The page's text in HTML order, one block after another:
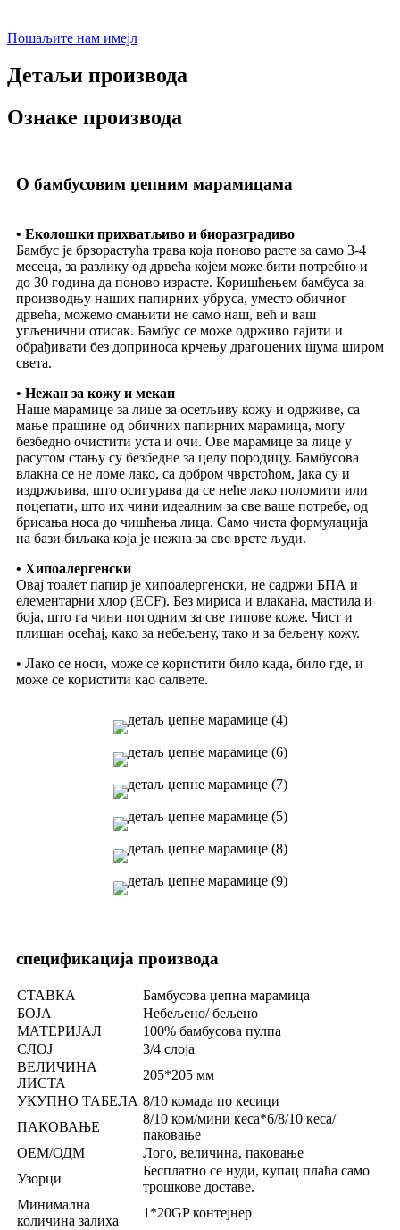
Пошаљите нам имејл
Детаљи производа
Ознаке производа
О бамбусовим џепним марамицама
• Еколошки прихватљиво и биоразградиво
Бамбус је брзорастућа трава која поново расте за само 3-4
месеца, за разлику од дрвећа којем може бити потребно и
до 30 година да поново израсте. Коришћењем бамбуса за
производњу наших папирних убруса, уместо обичног
дрвећа, можемо смањити не само наш, већ и ваш
угљенични отисак. Бамбус се може одрживо гајити и
обрађивати без доприноса крчењу драгоцених шума широм
света.
• Нежан за кожу и мекан
Наше марамице за лице за осетљиву кожу и одрживе, са
мање прашине од обичних папирних марамица, могу
безбедно очистити уста и очи. Ове марамице за лице у
расутом стању су безбедне за целу породицу. Бамбусова
влакна се не ломе лако, са добром чврстоћом, јака су и
издржљива, што осигурава да се неће лако поломити или
поцепати, што их чини идеалним за све ваше потребе, од
брисања носа до чишћења лица. Само чиста формулација
на бази биљака која је нежна за све врсте људи.
• Хипоалергенски
Овај тоалет папир је хипоалергенски, не садржи БПА и
елементарни хлор (ECF). Без мириса и влакана, мастила и
боја, што га чини погодним за све типове коже. Чист и
плишан осећај, како за небељену, тако и за бељену кожу.
• Лако се носи, може се користити било када, било где, и
може се користити као салвете.
спецификација производа
СТАВКА
Бамбусова џепна марамица
БОЈА
Небељено/ бељено
МАТЕРИЈАЛ
100% бамбусова пулпа
СЛОЈ
3/4 слоја
ВЕЛИЧИНА
ЛИСТА
205*205 мм
УКУПНО ТАБЕЛА 8/10 комада по кесици
ПАКОВАЊЕ
8/10 ком/мини кеса*6/8/10 кеса/
паковање
ОЕМ/ОДМ
Лого, величина, паковање
Узорци
Бесплатно се нуди, купац плаћа само
трошкове доставе.
Минимална
количина залиха
1*20GP контејнер